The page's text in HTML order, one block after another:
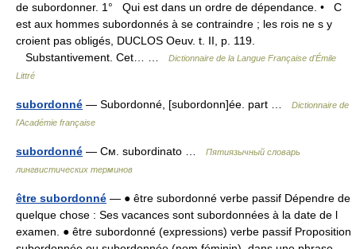
de subordonner. 1° Qui est dans un ordre de dépendance. • C
est aux hommes subordonnés à se contraindre ; les rois ne s y
croient pas obligés, DUCLOS Oeuv. t. II, p. 119.
Substantivement. Cet… …
Dictionnaire de la Langue Française d'Émile
Littré
subordonné — Subordonné, [subordonn]ée. part …
Dictionnaire de
l'Académie française
subordonné — См. subordinato …
Пятиязычный словарь
лингвистических терминов
être subordonné — ● être subordonné verbe passif Dépendre de
quelque chose : Ses vacances sont subordonnées à la date de l
examen. ● être subordonné (expressions) verbe passif Proposition